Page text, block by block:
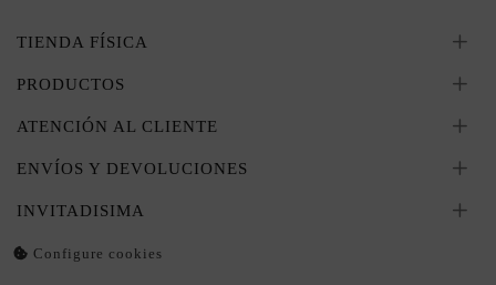
TIENDA FÍSICA
PRODUCTOS
ATENCIÓN AL CLIENTE
ENVÍOS Y DEVOLUCIONES
INVITADISIMA
Configure cookies